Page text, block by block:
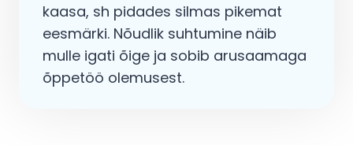
kaasa, sh pidades silmas pikemat
eesmärki. Nõudlik suhtumine näib
mulle igati õige ja sobib arusaamaga
õppetöö olemusest.